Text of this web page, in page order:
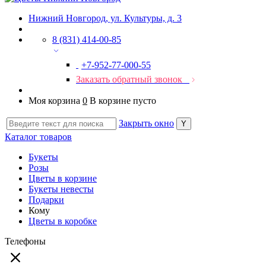
Нижний Новгород, ул. Культуры, д. 3
8 (831) 414-00-85
+7-952-77-000-55
Заказать обратный звонок
Моя корзина 0 В корзине пусто
Закрыть окно
Каталог товаров
Букеты
Розы
Цветы в корзине
Букеты невесты
Подарки
Кому
Цветы в коробке
Телефоны